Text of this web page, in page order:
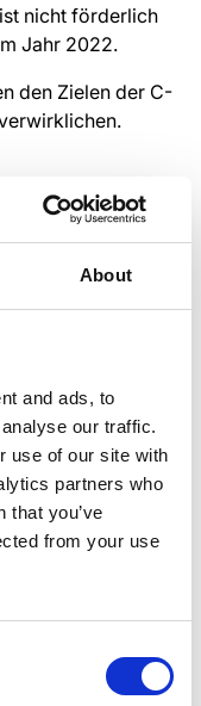
About
and ads, to
our traffic.
use of our site with
partners who
that you’ve
from your use
nicht förderlich
Jahr 2022.
den Zielen der C-
In der
„Ich werde